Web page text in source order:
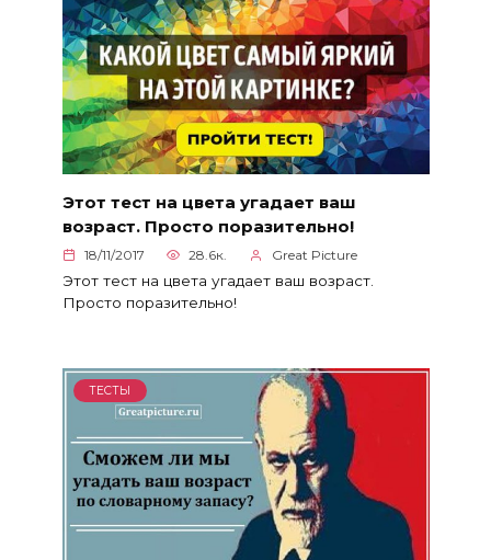
Этот тест на цвета угадает ваш
возраст. Просто поразительно!
18/11/2017 28.6к. Great Picture
Этот тест на цвета угадает ваш возраст.
Просто поразительно!
ТЕСТЫ